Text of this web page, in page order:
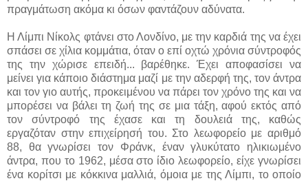
πραγμάτωση ακόμα κι όσων φαντάζουν αδύνατα.
Η Λίμπι Νίκολς φτάνει στο Λονδίνο, με την καρδιά της να έχει
σπάσει σε χίλια κομμάτια, όταν ο επί οχτώ χρόνια σύντροφός
της την χώρισε επειδή... βαρέθηκε. Έχει αποφασίσει να
μείνει για κάποιο διάστημα μαζί με την αδερφή της, τον άντρα
και τον γιο αυτής, προκειμένου να πάρει τον χρόνο της και να
μπορέσει να βάλει τη ζωή της σε μια τάξη, αφού εκτός από
τον σύντροφό της έχασε και τη δουλειά της, καθώς
εργαζόταν στην επιχείρησή του. Στο λεωφορείο με αριθμό
88, θα γνωρίσει τον Φράνκ, έναν γλυκύτατο ηλικιωμένο
άντρα, που το 1962, μέσα στο ίδιο λεωφορείο, είχε γνωρίσει
ένα κορίτσι με κόκκινα μαλλιά, όμοια με της Λίμπι, το οποίο